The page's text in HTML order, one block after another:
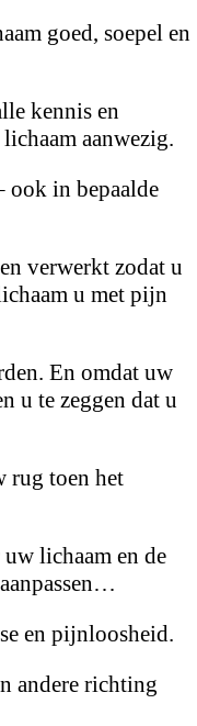
goed, soepel en
kennis en
aanwezig.
ook in bepaalde
verwerkt zodat u
u met pijn
En omdat uw
u te zeggen dat u
rug toen het
lichaam en de
en pijnloosheid.
andere richting